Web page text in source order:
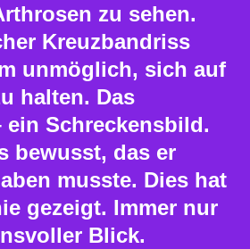
zu sehen.
Kreuzbandriss
unmöglich, sich auf
halten. Das
ein Schreckensbild.
bewusst, das er
musste. Dies hat
gezeigt. Immer nur
Blick.